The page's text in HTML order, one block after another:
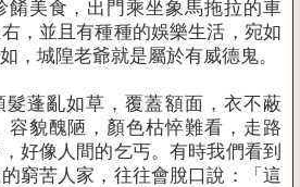
餚美食，出門乘坐象馬拖拉的車
，並且有種種的娛樂生活，宛如
，城隍老爺就是屬於有威德鬼。
髮蓬亂如草，覆蓋額面，衣不蔽
容貌醜陋，顏色枯悴難看，走路
好像人間的乞丐。有時我們看到
窮苦人家，往往會脫口說：「這